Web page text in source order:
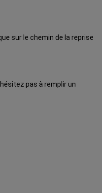
sur le chemin de la reprise
pas à remplir un